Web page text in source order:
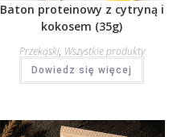
Przekąski, Wszystkie produkty
Baton proteinowy z cytryną i
kokosem (35g)
Dowiedz się więcej